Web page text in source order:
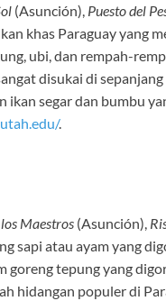
(Asunción), Puesto del
khas Paraguay yang
ubi, dan rempah-
disukai di
ikan segar dan bumbu
.
Maestros (Asunción),
sapi atau ayam yang
goreng tepung yang
hidangan populer di